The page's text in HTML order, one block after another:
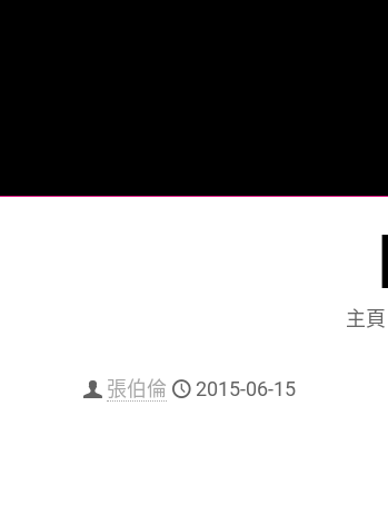
主頁
張伯倫 2015-06-15